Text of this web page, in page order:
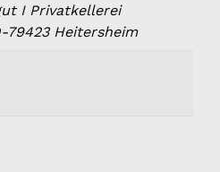
I Privatkellerei
79423 Heitersheim